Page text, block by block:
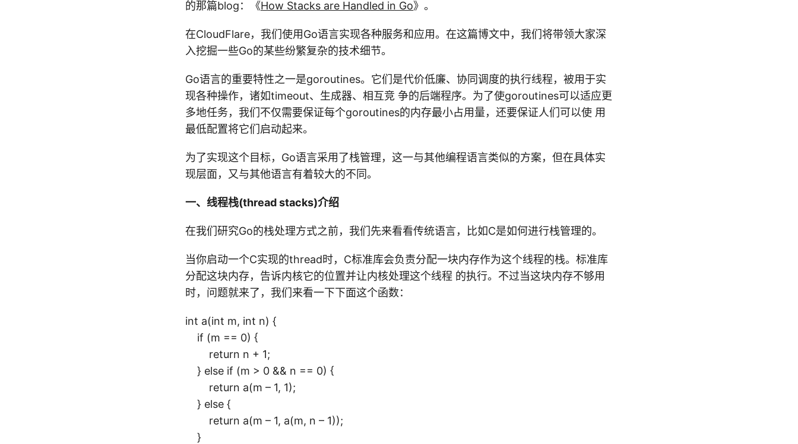
的那篇blog：《How Stacks are Handled in Go》。
在CloudFlare，我们使用Go语言实现各种服务和应用。在这篇博文中，我们将带领大家深
入挖掘一些Go的某些纷繁复杂的技术细节。
Go语言的重要特性之一是goroutines。它们是代价低廉、协同调度的执行线程，被用于实
现各种操作，诸如timeout、生成器、相互竞 争的后端程序。为了使goroutines可以适应更
多地任务，我们不仅需要保证每个goroutines的内存最小占用量，还要保证人们可以使 用
最低配置将它们启动起来。
为了实现这个目标，Go语言采用了栈管理，这一与其他编程语言类似的方案，但在具体实
现层面，又与其他语言有着较大的不同。
一、线程栈(thread stacks)介绍
在我们研究Go的栈处理方式之前，我们先来看看传统语言，比如C是如何进行栈管理的。
当你启动一个C实现的thread时，C标准库会负责分配一块内存作为这个线程的栈。标准库
分配这块内存，告诉内核它的位置并让内核处理这个线程 的执行。不过当这块内存不够用
时，问题就来了，我们来看一下下面这个函数：
int a(int m, int n) {
if (m == 0) {
return n + 1;
} else if (m > 0 && n == 0) {
return a(m – 1, 1);
} else {
return a(m – 1, a(m, n – 1));
}